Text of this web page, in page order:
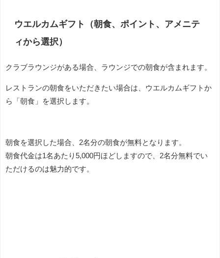
ウエルカムギフト（朝食、ポイント、アメニテ
ィから選択）
クラブラウンジがある場合、ラウンジでの朝食が含まれます。
レストランの朝食をいただきたい場合は、ウエルカムギフトか
ら「朝食」を選択します。
朝食を選択した場合、2名分の朝食が無料となります。
朝食代金は1名あたり5,000円ほどしますので、2名分無料でい
ただけるのは魅力的です。